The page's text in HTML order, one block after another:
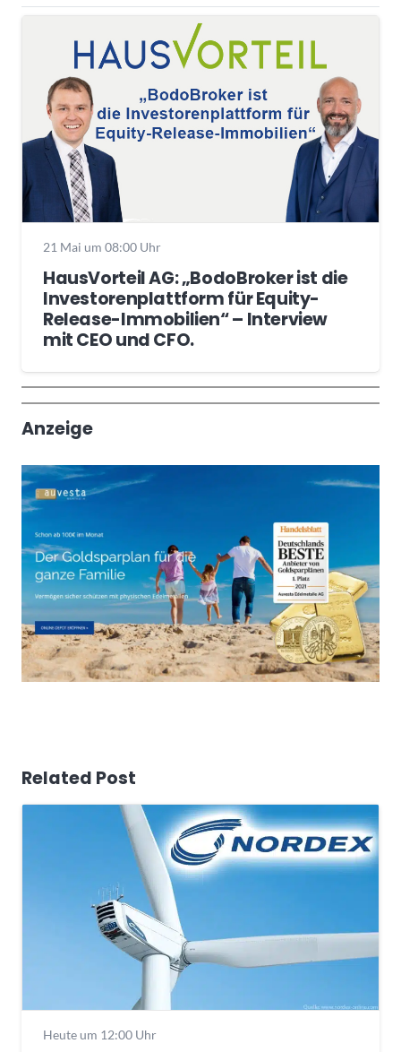
21 Mai um 08:00 Uhr
HausVorteil AG: „BodoBroker ist die
Investorenplattform für Equity-
Release-Immobilien“ – Interview
mit CEO und CFO.
Wochenrückblick
Trendthemen
Anzeige
Related Post
Heute um 12:00 Uhr